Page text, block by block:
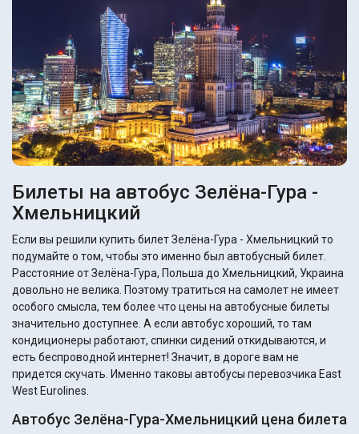
Билеты на автобус Зелёна-Гура -
Хмельницкий
Если вы решили купить билет Зелёна-Гура - Хмельницкий то
подумайте о том, чтобы это именно был автобусный билет.
Расстояние от Зелёна-Гура, Польша до Хмельницкий, Украина
довольно не велика. Поэтому тратиться на самолет не имеет
особого смысла, тем более что цены на автобусные билеты
значительно доступнее. А если автобус хороший, то там
кондиционеры работают, спинки сидений откидываются, и
есть беспроводной интернет! Значит, в дороге вам не
придется скучать. Именно таковы автобусы перевозчика East
West Eurolines.
Автобус Зелёна-Гура-Хмельницкий цена билета